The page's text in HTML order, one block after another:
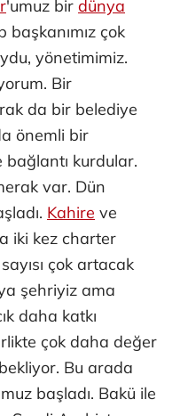
'umuz bir dünya
başkanımız çok
yönetimimiz.
Bir
da bir belediye
önemli bir
bağlantı kurdular.
var. Dün
Kahire ve
iki kez charter
çok artacak
şehriyiz ama
daha katkı
çok daha değer
Bu arada
başladı. Bakü ile